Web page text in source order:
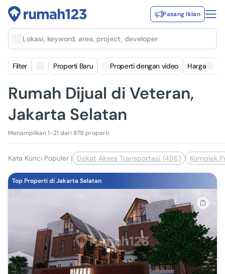
Pasang Iklan
Lokasi, keyword, area, project, developer
Filter Properti Baru Properti dengan video Harga
Rumah Dijual di Veteran,
Jakarta Selatan
Menampilkan 1-21 dari 879 properti
Kata Kunci Populer | Dekat Akses Transportasi (496) Komplek
Top Properti di Jakarta Selatan